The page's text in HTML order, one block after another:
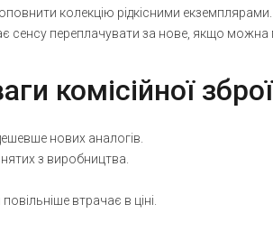
колекцію рідкісними екземплярами.
сенсу переплачувати за нове, якщо можна
комісійної
нових аналогів.
з виробництва.
втрачає в ціні.